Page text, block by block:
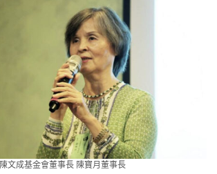
陳文成基金會董事長 陳寶月董事長